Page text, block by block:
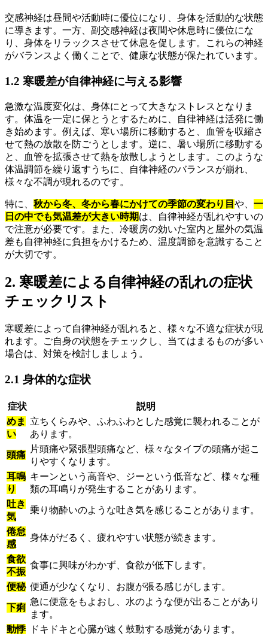
交感神経は昼間や活動時に優位になり、身体を活動的な状態
に導きます。一方、副交感神経は夜間や休息時に優位にな
り、身体をリラックスさせて休息を促します。これらの神経
がバランスよく働くことで、健康な状態が保たれています。
1.2 寒暖差が自律神経に与える影響
急激な温度変化は、身体にとって大きなストレスとなりま
す。体温を一定に保とうとするために、自律神経は活発に働
き始めます。例えば、寒い場所に移動すると、血管を収縮さ
せて熱の放散を防ごうとします。逆に、暑い場所に移動する
と、血管を拡張させて熱を放散しようとします。このような
体温調節を繰り返すうちに、自律神経のバランスが崩れ、
様々な不調が現れるのです。
特に、 秋から冬、冬から春にかけての季節の変わり目 や、 一
日の中でも気温差が大きい時期は、自律神経が乱れやすいの
で注意が必要です。また、冷暖房の効いた室内と屋外の気温
差も自律神経に負担をかけるため、温度調節を意識すること
が大切です。
2. 寒暖差による自律神経の乱れの症状
チェックリスト
寒暖差によって自律神経が乱れると、様々な不適な症状が現
れます。ご自身の状態をチェックし、当てはまるものが多い
場合は、対策を検討しましょう。
2.1 身体的な症状
症状
説明
めま
い
立ちくらみや、ふわふわとした感覚に襲われることが
あります。
頭痛
片頭痛や緊張型頭痛など、様々なタイプの頭痛が起こ
りやすくなります。
耳鳴
り
キーンという高音や、ジーという低音など、様々な種
類の耳鳴りが発生することがあります。
吐き
気
乗り物酔いのような吐き気を感じることがあります。
倦怠
感
身体がだるく、疲れやすい状態が続きます。
食欲
不振
食事に興味がわかず、食欲が低下します。
便秘 便通が少なくなり、お腹が張る感じがします。
下痢
急に便意をもよおし、水のような便が出ることがあり
ます。
動悸
ドキドキと心臓が速く鼓動する感覚があります。